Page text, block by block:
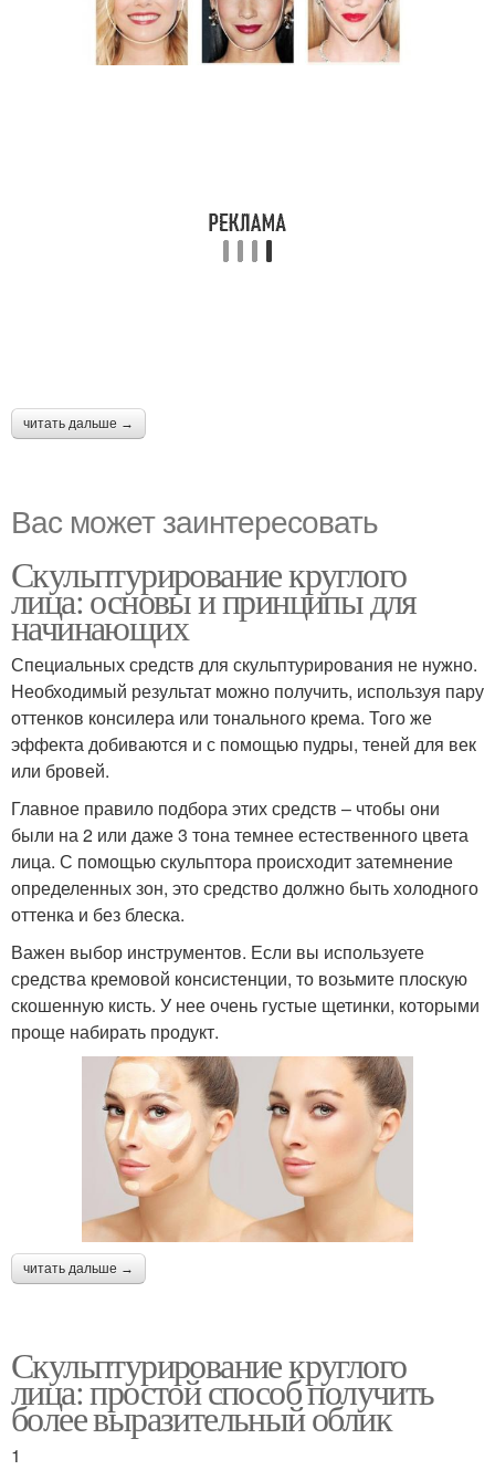
читать дальше →
Вас может заинтересовать
Скульптурирование круглого
лица: основы и принципы для
начинающих
Специальных средств для скульптурирования не нужно.
Необходимый результат можно получить, используя пару
оттенков консилера или тонального крема. Того же
эффекта добиваются и с помощью пудры, теней для век
или бровей.
Главное правило подбора этих средств – чтобы они
были на 2 или даже 3 тона темнее естественного цвета
лица. С помощью скульптора происходит затемнение
определенных зон, это средство должно быть холодного
оттенка и без блеска.
Важен выбор инструментов. Если вы используете
средства кремовой консистенции, то возьмите плоскую
скошенную кисть. У нее очень густые щетинки, которыми
проще набирать продукт.
читать дальше →
Скульптурирование круглого
лица: простой способ получить
более выразительный облик
1